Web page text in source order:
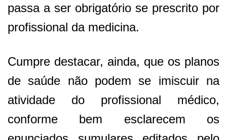
passa a ser obrigatório se prescrito por
profissional da medicina.
Cumpre destacar, ainda, que os planos
de saúde não podem se imiscuir na
atividade do profissional médico,
conforme bem esclarecem os